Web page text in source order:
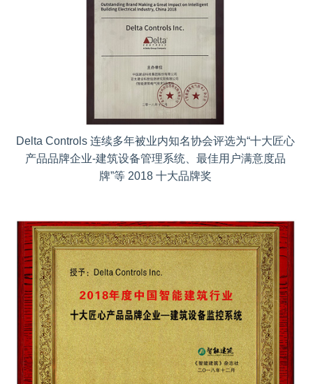
Delta Controls 连续多年被业内知名协会评选为“十大匠心
产品品牌企业-建筑设备管理系统、最佳用户满意度品
牌”等 2018 十大品牌奖